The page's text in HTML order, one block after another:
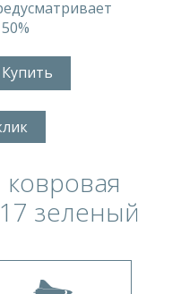
Купить
зеленый